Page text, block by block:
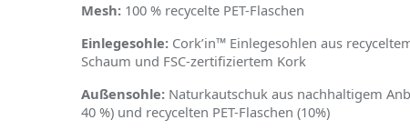
Mesh:100 % recycelte PET-Flaschen
Einlegesohle:Cork’in™ Einlegesohlen aus
Schaum und FSC-zertifiziertem Kork
Außensohle:Naturkautschuk aus nachhaltigem
40 %) und recycelten PET-Flaschen (10%)